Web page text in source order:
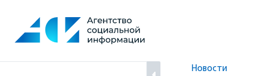
содержанию
Новости